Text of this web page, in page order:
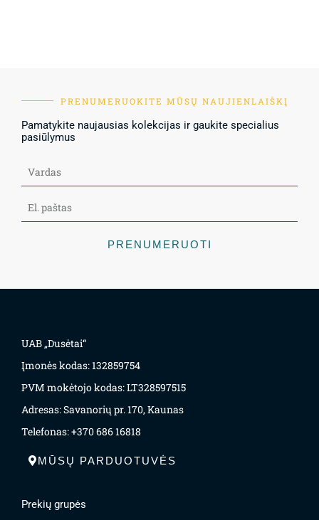
PRENUMERUOKITE MŪSŲ NAUJIENLAIŠKĮ
Pamatykite naujausias kolekcijas ir gaukite specialius
pasiūlymus
PRENUMERUOTI
UAB „Dusėtai“
Įmonės kodas: 132859754
PVM mokėtojo kodas: LT328597515
Adresas: Savanorių pr. 170, Kaunas
Telefonas: +370 686 16818
MŪSŲ PARDUOTUVĖS
Prekių grupės